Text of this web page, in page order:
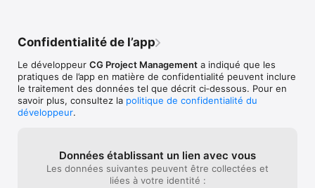
Confidentialité de l’app
Le développeur CG Project Management a indiqué que les
pratiques de l’app en matière de confidentialité peuvent inclure
le traitement des données tel que décrit ci‑dessous. Pour en
savoir plus, consultez la politique de confidentialité du
développeur.
Données établissant un lien avec vous
Les données suivantes peuvent être collectées et
liées à votre identité :